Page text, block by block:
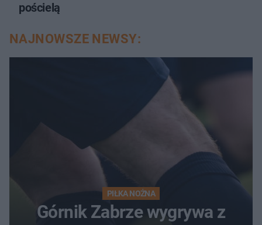
pościelą
NAJNOWSZE NEWSY:
PIŁKA NOŻNA
Górnik Zabrze wygrywa z